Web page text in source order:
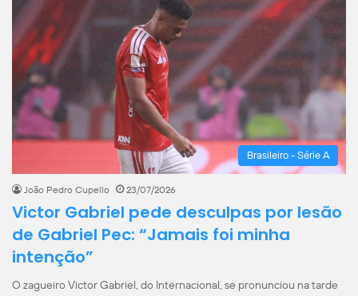
Brasileiro - Série A
João Pedro Cupello 23/07/2026
Victor Gabriel pede desculpas por lesão
de Gabriel Pec: “Jamais foi minha
intenção”
O zagueiro Victor Gabriel, do Internacional, se pronunciou na tarde